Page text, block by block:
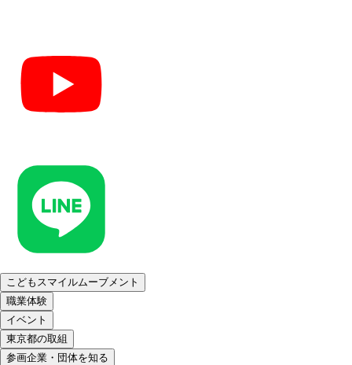
こどもスマイルムーブメント
職業体験
イベント
東京都の取組
参画企業・団体を知る